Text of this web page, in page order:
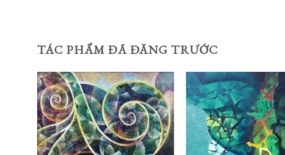
TÁC PHẨM ĐÃ ĐĂNG TRƯỚC